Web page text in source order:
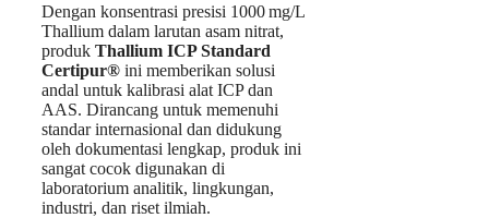
Dengan konsentrasi presisi 1000 mg/L
Thallium dalam larutan asam nitrat,
produk Thallium ICP Standard
Certipur® ini memberikan solusi
andal untuk kalibrasi alat ICP dan
AAS. Dirancang untuk memenuhi
standar internasional dan didukung
oleh dokumentasi lengkap, produk ini
sangat cocok digunakan di
laboratorium analitik, lingkungan,
industri, dan riset ilmiah.